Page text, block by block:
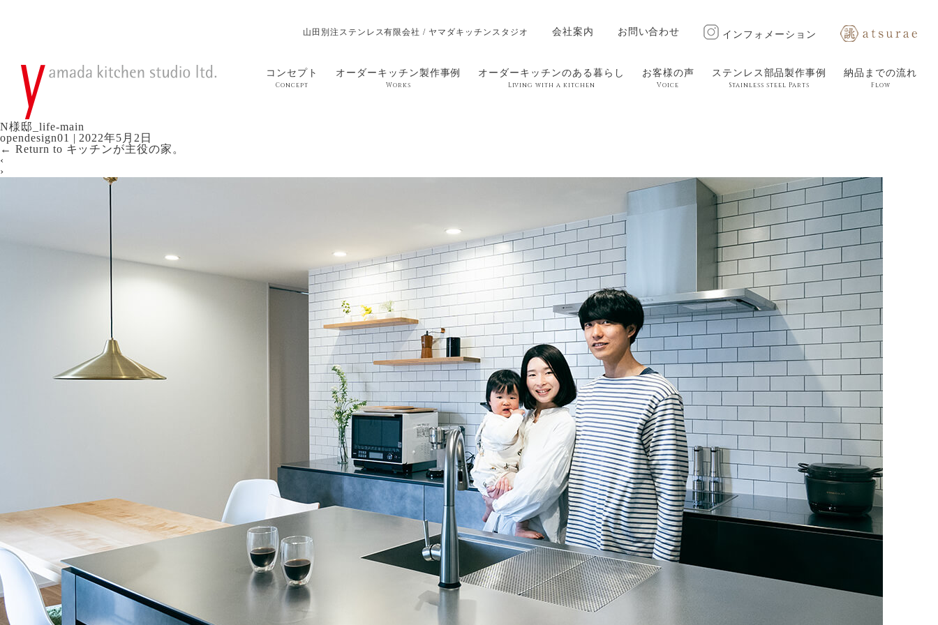
山田別注ステンレス有限会社 / ヤマダキッチンスタジオ 会社案内 お問い合わせ インフォメーション
コンセプト
Concept
オーダーキッチン製作事例
Works
オーダーキッチンのある暮らし
Living with a kitchen
お客様の声
Voice
ステンレス部品製作事例
Stainless steel Parts
納品までの流れ
Flow
N様邸_life-main
opendesign01 | 2022年5月2日
← Return to キッチンが主役の家。
‹
›